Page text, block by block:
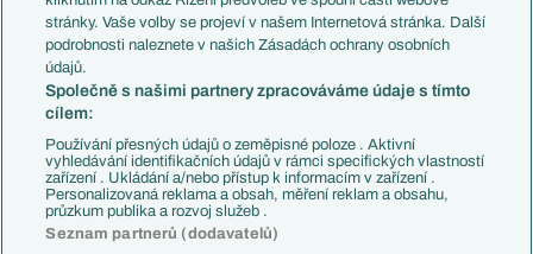
Kluby
Arsenal FC
Chelsea FC
Manchester United
AC Milán
Juventus FC
Bayern Mnichov
FC Barcelona
Real Madrid
Livescore
Tipovací soutěž
stránky. Vaše volby se projeví v našem Internetová stránka. Další
podrobnosti naleznete v našich Zásadách ochrany osobních
údajů.
Společně s našimi partnery zpracováváme údaje s tímto
cílem:
Používání přesných údajů o zeměpisné poloze . Aktivní
vyhledávání identifikačních údajů v rámci specifických vlastností
zařízení . Ukládání a/nebo přístup k informacím v zařízení .
Personalizovaná reklama a obsah, měření reklam a obsahu,
průzkum publika a rozvoj služeb .
Seznam partnerů (dodavatelů)